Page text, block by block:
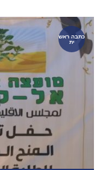
כתבה ראש
ית